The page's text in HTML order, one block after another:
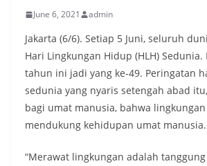
June 6, 2021 admin
Jakarta (6/6). Setiap 5 Juni, seluruh
Hari Lingkungan Hidup (HLH) Sedunia.
tahun ini jadi yang ke-49. Peringatan
sedunia yang nyaris setengah abad
bagi umat manusia, bahwa
mendukung kehidupan umat manusia.
“Merawat lingkungan adalah